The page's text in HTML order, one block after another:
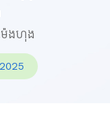
េងហុង
2025